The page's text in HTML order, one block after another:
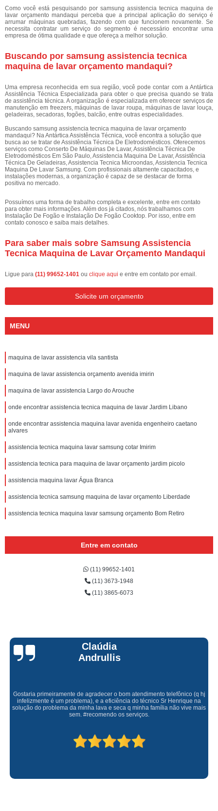
Como você está pesquisando por samsung assistencia tecnica maquina de
lavar orçamento mandaqui perceba que a principal aplicação do serviço é
arrumar máquinas quebradas, fazendo com que funcionem novamente. Se
necessita contratar um serviço do segmento é necessário encontrar uma
empresa de ótima qualidade e que ofereça a melhor solução.
Buscando por samsung assistencia tecnica
maquina de lavar orçamento mandaqui?
Uma empresa reconhecida em sua região, você pode contar com a Antártica
Assistência Técnica Especializada para obter o que precisa quando se trata
de assistência técnica. A organização é especializada em oferecer serviços de
manutenção em freezers, máquinas de lavar roupa, máquinas de lavar louça,
geladeiras, secadoras, fogões, balcão, entre outras especialidades.
Buscando samsung assistencia tecnica maquina de lavar orçamento
mandaqui? Na Antártica Assistência Técnica, você encontra a solução que
busca ao se tratar de Assistência Técnica De Eletrodomésticos. Oferecemos
serviços como Conserto De Máquinas De Lavar, Assistência Técnica De
Eletrodomésticos Em São Paulo, Assistencia Maquina De Lavar, Assistência
Técnica De Geladeiras, Assistencia Tecnica Microondas, Assistencia Tecnica
Maquina De Lavar Samsung. Com profissionais altamente capacitados, e
instalações modernas, a organização é capaz de se destacar de forma
positiva no mercado.
Possuímos uma forma de trabalho completa e excelente, entre em contato
para obter mais informações. Além dos já citados, nós trabalhamos com
Instalação De Fogão e Instalação De Fogão Cooktop. Por isso, entre em
contato conosco e saiba mais detalhes.
Para saber mais sobre Samsung Assistencia
Tecnica Maquina de Lavar Orçamento Mandaqui
Ligue para (11) 99652-1401 ou clique aqui e entre em contato por email.
Solicite um orçamento
MENU
maquina de lavar assistencia vila santista
maquina de lavar assistencia orçamento avenida imirin
maquina de lavar assistencia Largo do Arouche
onde encontrar assistencia tecnica maquina de lavar Jardim Libano
onde encontrar assistencia maquina lavar avenida engenheiro caetano
alvares
assistencia tecnica maquina lavar samsung cotar Imirim
assistencia tecnica para maquina de lavar orçamento jardim picolo
assistencia maquina lavar Água Branca
assistencia tecnica samsung maquina de lavar orçamento Liberdade
assistencia tecnica maquina lavar samsung orçamento Bom Retiro
Entre em contato
(11) 99652-1401
(11) 3673-1948
(11) 3865-6073
Claúdia
Andrullis
Gostaria primeiramente de agradecer o bom atendimento telefônico (q hj
infelizmente é um problema), e a eficiência do técnico Sr Henrique na
solução do problema da minha lava e seca q minha família não vive mais
sem. #recomendo os serviços.